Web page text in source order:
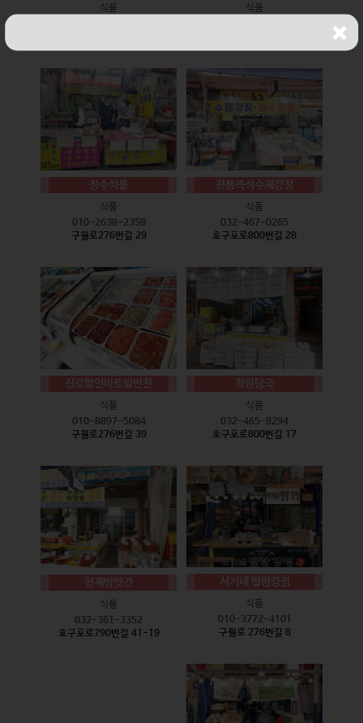
식품
식품
장수식품
식품
010-2638-2358
구월로276번길 29
전통즉석수제강정
식품
032-467-0265
호구포로800번길 28
진로할인마트앞반찬
식품
010-8897-5084
구월로276번길 39
착한탕국
식품
032-465-8294
호구포로800번길 17
형제방앗간
식품
032-361-3352
호구포로790번길 41-19
서기네 말랑강정
식품
010-3772-4101
구월로 276번길 8